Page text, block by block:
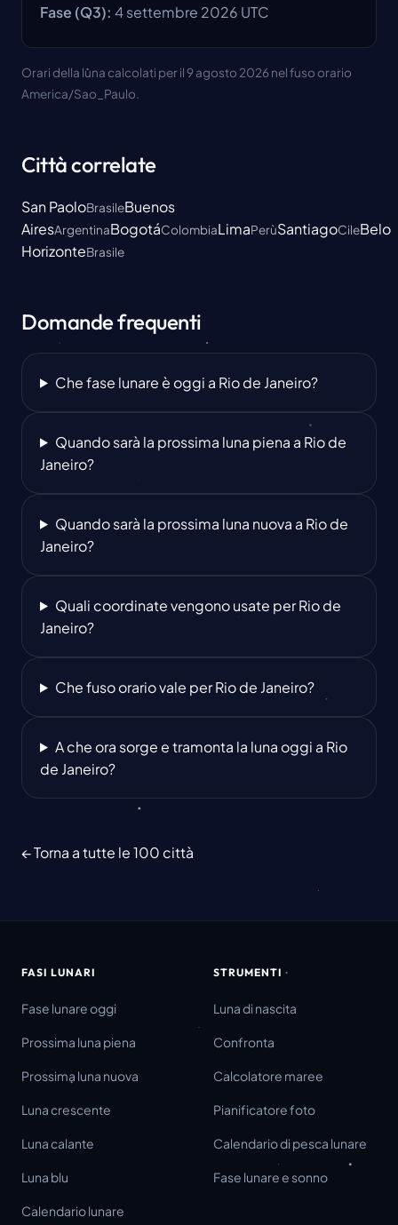
Fase (Q3): 4 settembre 2026 UTC
Orari della luna calcolati per il 9 agosto 2026 nel fuso orario
America/Sao_Paulo.
Città correlate
San PaoloBrasileBuenos
AiresArgentinaBogotáColombiaLimaPerùSantiagoCileBelo
HorizonteBrasile
Domande frequenti
Che fase lunare è oggi a Rio de Janeiro?
Quando sarà la prossima luna piena a Rio de
Janeiro?
Quando sarà la prossima luna nuova a Rio de
Janeiro?
Quali coordinate vengono usate per Rio de
Janeiro?
Che fuso orario vale per Rio de Janeiro?
A che ora sorge e tramonta la luna oggi a Rio
de Janeiro?
← Torna a tutte le 100 città
FASI LUNARI
Fase lunare oggi
Prossima luna piena
Prossima luna nuova
Luna crescente
Luna calante
Luna blu
Calendario lunare
STRUMENTI
Luna di nascita
Confronta
Calcolatore maree
Pianificatore foto
Calendario di pesca lunare
Fase lunare e sonno